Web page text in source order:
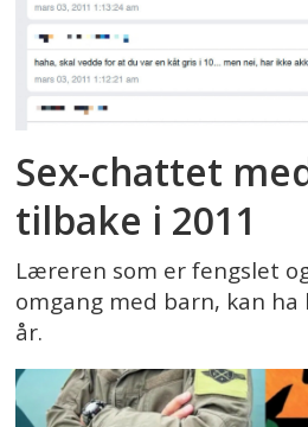
Sex-chattet
tilbake i 2011
Læreren som er fengslet
omgang med barn, kan ha
år.